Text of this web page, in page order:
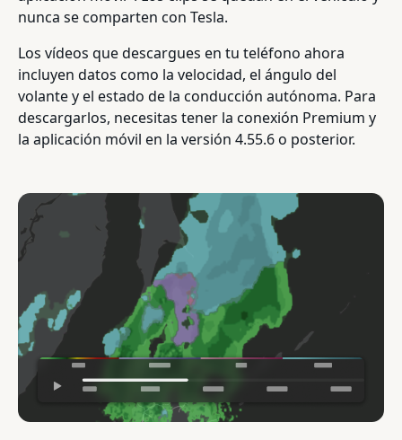
nunca se comparten con Tesla.
Los vídeos que descargues en tu teléfono ahora
incluyen datos como la velocidad, el ángulo del
volante y el estado de la conducción autónoma. Para
descargarlos, necesitas tener la conexión Premium y
la aplicación móvil en la versión 4.55.6 o posterior.